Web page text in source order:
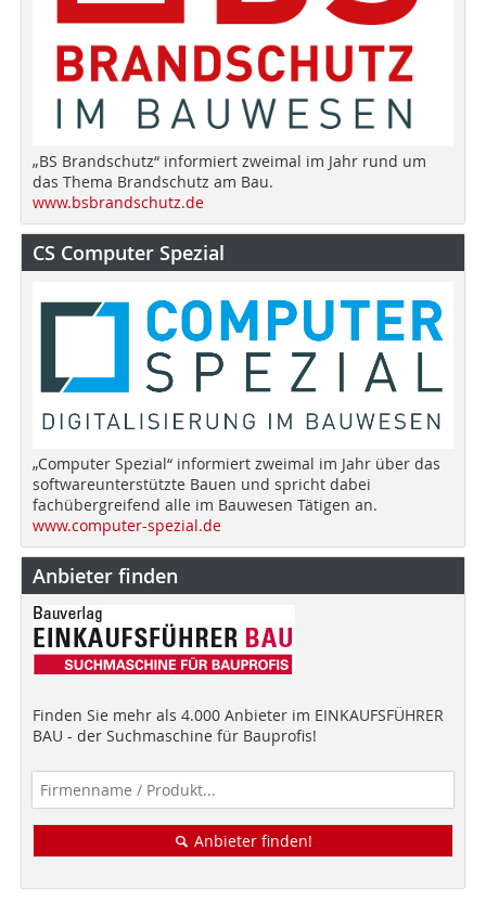
„BS Brandschutz“ informiert zweimal im Jahr rund um
das Thema Brandschutz am Bau.
www.bsbrandschutz.de
CS Computer Spezial
„Computer Spezial“ informiert zweimal im Jahr über das
softwareunterstützte Bauen und spricht dabei
fachübergreifend alle im Bauwesen Tätigen an.
www.computer-spezial.de
Anbieter finden
Finden Sie mehr als 4.000 Anbieter im EINKAUFSFÜHRER
BAU - der Suchmaschine für Bauprofis!
Anbieter finden!